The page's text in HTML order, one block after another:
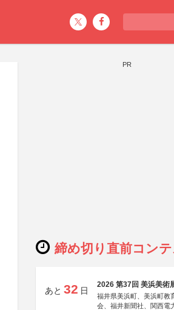
PR
締め切り直前コンテ
あと 32 日
2026 第37回 美浜美術
福井県美浜町、美浜町教
会、福井新聞社、関西電